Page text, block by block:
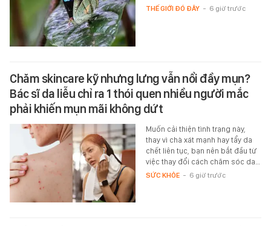
THẾ GIỚI ĐÓ ĐÂY - 6 giờ trước
Chăm skincare kỹ nhưng lưng vẫn nổi đầy mụn?
Bác sĩ da liễu chỉ ra 1 thói quen nhiều người mắc
phải khiến mụn mãi không dứt
Muốn cải thiện tình trạng này,
thay vì chà xát mạnh hay tẩy da
chết liên tục, bạn nên bắt đầu từ
việc thay đổi cách chăm sóc da…
SỨC KHỎE - 6 giờ trước